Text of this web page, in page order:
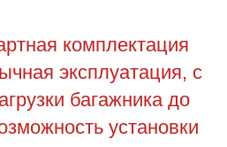
комплектация
эксплуатация, с
багажника до
установки